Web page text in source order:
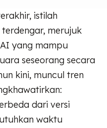
istilah
merujuk
yang mampu
seseorang secara
kini, muncul tren
dari versi
waktu